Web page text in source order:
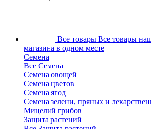
Все товары Все товары
магазина в одном месте
Семена
Все Семена
Семена овощей
Семена цветов
Семена ягод
Семена зелени, пряных и
Мицелий грибов
Защита растений